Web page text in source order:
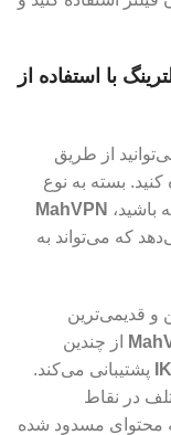
با استفاده از
از طریق
کنید. بسته به نوع
MahVPN
که می‌تواند به
و قدیمی‌ترین
از چندین
پشتیبانی می‌کند.
در نقاط
محتوای مسدود شده